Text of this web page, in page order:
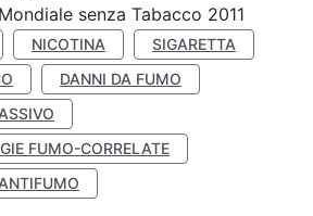
senza Tabacco 2011
NICOTINA
SIGARETTA
DANNI DA FUMO
FUMO-CORRELATE